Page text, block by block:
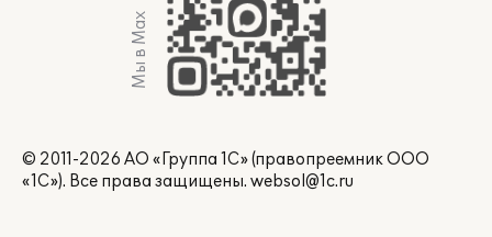
Мы в Max
© 2011-2026 АО «Группа 1С» (правопреемник ООО
«1С»). Все права защищены. websol@1c.ru